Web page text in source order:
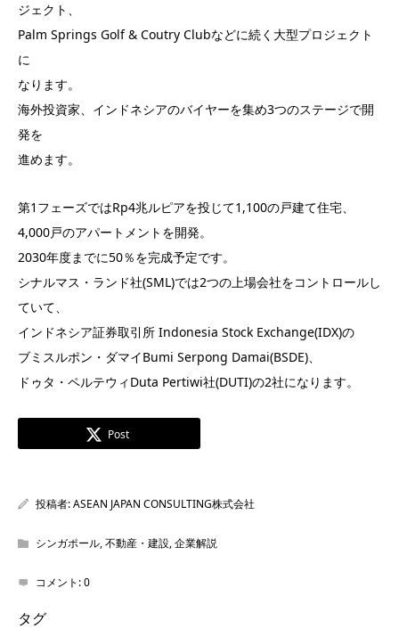
ジェクト、
Palm Springs Golf & Coutry Clubなどに続く大型プロジェクト
に
なります。
海外投資家、インドネシアのバイヤーを集め3つのステージで開
発を
進めます。
第1フェーズではRp4兆ルピアを投じて1,100の戸建て住宅、
4,000戸のアパートメントを開発。
2030年度までに50％を完成予定です。
シナルマス・ランド社(SML)では2つの上場会社をコントロールし
ていて、
インドネシア証券取引所 Indonesia Stock Exchange(IDX)の
ブミスルポン・ダマイBumi Serpong Damai(BSDE)、
ドゥタ・ペルテウィDuta Pertiwi社(DUTI)の2社になります。
Post
投稿者:ASEAN JAPAN CONSULTING株式会社
シンガポール,不動産・建設,企業解説
コメント:0
タグ